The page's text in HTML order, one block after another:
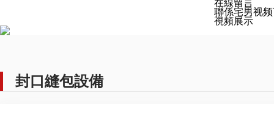
在線留言
聯係宅男视
視頻展示
封口縫包設備